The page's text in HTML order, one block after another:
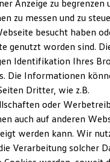
Anzeige zu begrenzen
zu messen und zu
besucht haben
genutzt worden sind.
Identifikation Ihres
Die Informationen
Dritter, wie z.B.
oder
auch auf anderen
werden kann. Wir
Verarbeitung solcher